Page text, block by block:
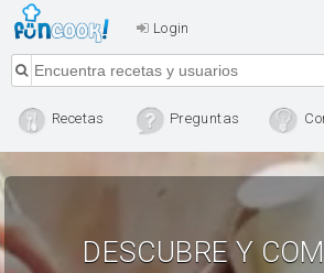
Login
Recetas Preguntas
DESCUBRE Y